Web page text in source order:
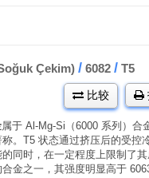
Çekim) / 6082 / T5
比较
属于 Al-Mg-Si（6000 系列）合
。T5 状态通过挤压后的受控
同时，在一定程度上限制了
金之一，其强度明显高于 6063